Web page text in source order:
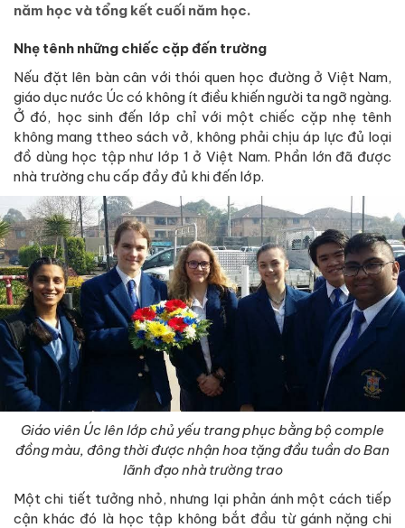
năm học và tổng kết cuối năm học.
Nhẹ tênh những chiếc cặp đến trường
Nếu đặt lên bàn cân với thói quen học đường ở Việt Nam,
giáo dục nước Úc có không ít điều khiến người ta ngỡ ngàng.
Ở đó, học sinh đến lớp chỉ với một chiếc cặp nhẹ tênh
không mang ttheo sách vở, không phải chịu áp lực đủ loại
đồ dùng học tập như lớp 1 ở Việt Nam. Phần lớn đã được
nhà trường chu cấp đầy đủ khi đến lớp.
Giáo viên Úc lên lớp chủ yếu trang phục bằng bộ comple
đồng màu, đông thời được nhận hoa tặng đầu tuần do Ban
lãnh đạo nhà trường trao
Một chi tiết tưởng nhỏ, nhưng lại phản ánh một cách tiếp
cận khác đó là học tập không bắt đầu từ gánh nặng chi